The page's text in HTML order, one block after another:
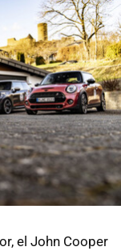
el John Cooper